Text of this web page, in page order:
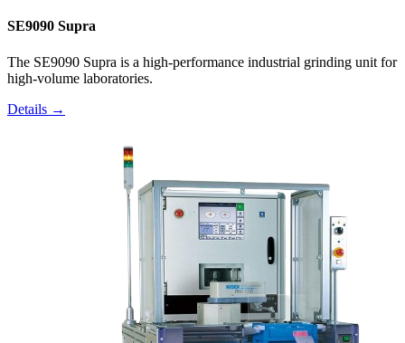
SE9090 Supra
The SE9090 Supra is a high-performance industrial grinding unit for
high-volume laboratories.
Details →